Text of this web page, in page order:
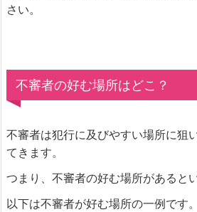
さい。
不審者の好む場所はどこ？
不審者は犯行に及びやすい場所に狙
てきます。
つまり、不審者の好む場所があると
以下は不審者が好む場所の一例です。